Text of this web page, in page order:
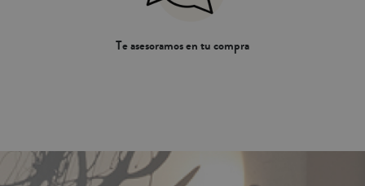
Te asesoramos en tu compra